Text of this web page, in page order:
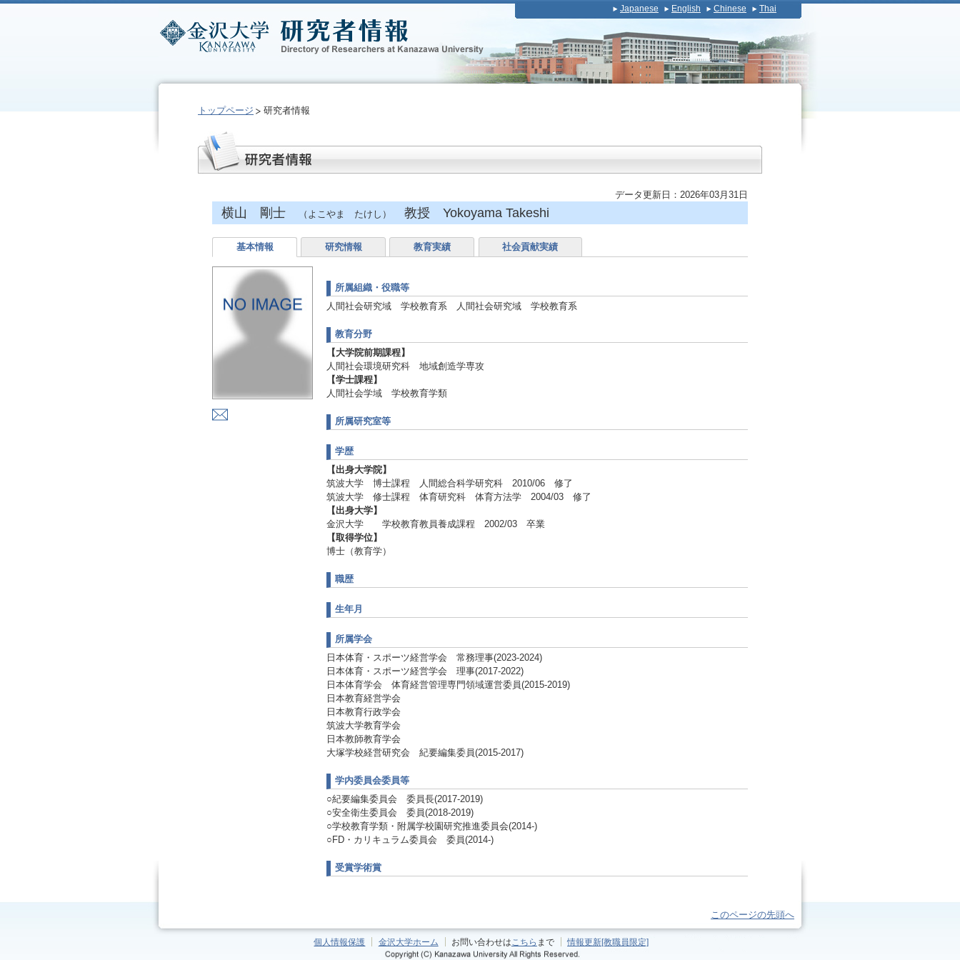
Japanese English Chinese Thai
トップページ 研究者情報
データ更新日：2026年03月31日
横山 剛士 （よこやま たけし） 教授 Yokoyama Takeshi
基本情報 研究情報 教育実績 社会貢献実績
所属組織・役職等
人間社会研究域 学校教育系 人間社会研究域 学校教育系
教育分野
【大学院前期課程】
人間社会環境研究科 地域創造学専攻
【学士課程】
人間社会学域 学校教育学類
所属研究室等
学歴
【出身大学院】
筑波大学 博士課程 人間総合科学研究科 2010/06 修了
筑波大学 修士課程 体育研究科 体育方法学 2004/03 修了
【出身大学】
金沢大学 学校教育教員養成課程 2002/03 卒業
【取得学位】
博士（教育学）
職歴
生年月
所属学会
日本体育・スポーツ経営学会 常務理事(2023-2024)
日本体育・スポーツ経営学会 理事(2017-2022)
日本体育学会 体育経営管理専門領域運営委員(2015-2019)
日本教育経営学会
日本教育行政学会
筑波大学教育学会
日本教師教育学会
大塚学校経営研究会 紀要編集委員(2015-2017)
学内委員会委員等
○紀要編集委員会 委員長(2017-2019)
○安全衛生委員会 委員(2018-2019)
○学校教育学類・附属学校園研究推進委員会(2014-)
○FD・カリキュラム委員会 委員(2014-)
受賞学術賞
このページの先頭へ
個人情報保護 金沢大学ホーム お問い合わせは こちら まで 情報更新[教職員限定]